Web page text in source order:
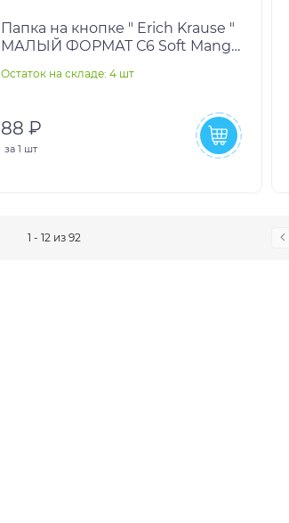
Папка на кнопке " Erich Krause "
МАЛЫЙ ФОРМАТ С6 Soft Manga
текстура поверх
Остаток на складе: 4 шт
88 ₽
за 1 шт
1 - 12 из 92